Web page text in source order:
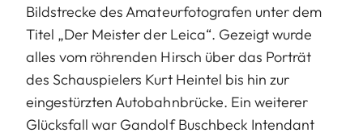
Bildstrecke des Amateurfotografen unter dem
Titel „Der Meister der Leica“. Gezeigt wurde
alles vom röhrenden Hirsch über das Porträt
des Schauspielers Kurt Heintel bis hin zur
eingestürzten Autobahnbrücke. Ein weiterer
Glücksfall war Gandolf Buschbeck Intendant